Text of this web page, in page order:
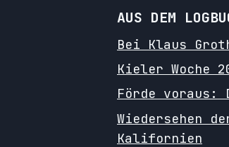
AUS DEM
Bei Klaus
Kieler Woche
Förde voraus:
Wiedersehen
Kalifornien